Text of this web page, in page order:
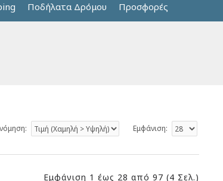
Ποδήλατα Δρόμου Προσφορές
Εμφάνιση:
Εμφάνιση 1 έως 28 από 97 (4 Σελ.)